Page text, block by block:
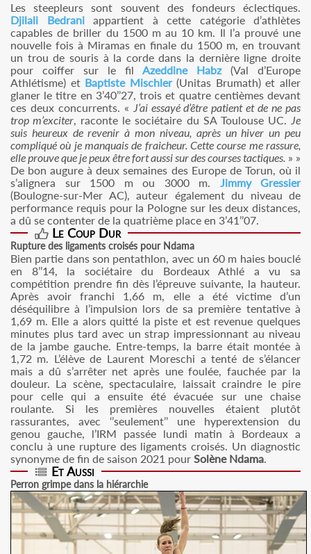
Les steepleurs sont souvent des fondeurs éclectiques.
Djilali Bedraniappartient à cette catégorie d’athlètes
capables de briller du 1500 m au 10 km. Il l’a prouvé une
nouvelle fois à Miramas en finale du 1500 m, en trouvant
un trou de souris à la corde dans la dernière ligne droite
pour coiffer sur le filAzeddine Habz(Val d’Europe
Athlétisme) et Baptiste Mischler(Unitas Brumath) et aller
glaner le titre en 3’40’’27, trois et quatre centièmes devant
ces deux concurrents. « J’ai essayé d’être patient et de ne pas
trop m’exciter, raconte le sociétaire du SA Toulouse UC. Je
suis heureux de revenir à mon niveau, après un hiver un peu
compliqué où je manquais de fraicheur. Cette course me rassure,
elle prouve que je peux être fort aussi sur des courses tactiques. » »
De bon augure à deux semaines des Europe de Torun, où il
s’alignera sur 1500 m ou 3000 m. Jimmy Gressier
(Boulogne-sur-Mer AC), auteur également du niveau de
performance requis pour la Pologne sur les deux distances,
a dû se contenter de la quatrième place en 3’41’’07.
Le Coup Dur
Rupture des ligaments croisés pour Ndama
Bien partie dans son pentathlon, avec un 60 m haies bouclé
en 8’’14, la sociétaire du Bordeaux Athlé a vu sa
compétition prendre fin dès l’épreuve suivante, la hauteur.
Après avoir franchi 1,66 m, elle a été victime d’un
déséquilibre à l’impulsion lors de sa première tentative à
1,69 m. Elle a alors quitté la piste et est revenue quelques
minutes plus tard avec un strap impressionnant au niveau
de la jambe gauche. Entre-temps, la barre était montée à
1,72 m. L’élève de Laurent Moreschi a tenté de s’élancer
mais a dû s’arrêter net après une foulée, fauchée par la
douleur. La scène, spectaculaire, laissait craindre le pire
pour celle qui a ensuite été évacuée sur une chaise
roulante. Si les premières nouvelles étaient plutôt
rassurantes, avec ‘’seulement’’ une hyperextension du
genou gauche, l’IRM passée lundi matin à Bordeaux a
conclu à une rupture des ligaments croisés. Un diagnostic
synonyme de fin de saison 2021 pour Solène Ndama.
Et Aussi
Perron grimpe dans la hiérarchie